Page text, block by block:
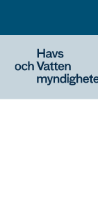
innehåll